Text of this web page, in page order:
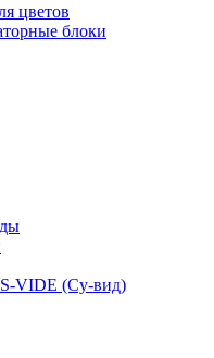
цветов
блоки
VIDE (Су-вид)